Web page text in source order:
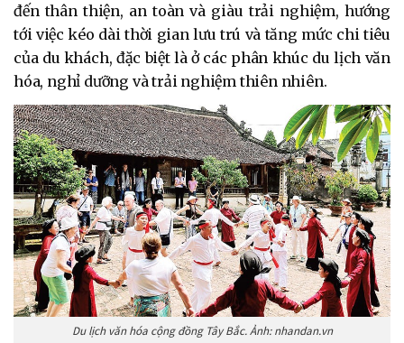
đến thân thiện, an toàn và giàu trải nghiệm, hướng
tới việc kéo dài thời gian lưu trú và tăng mức chi tiêu
của du khách, đặc biệt là ở các phân khúc du lịch văn
hóa, nghỉ dưỡng và trải nghiệm thiên nhiên.
Du lịch văn hóa cộng đồng Tây Bắc. Ảnh: nhandan.vn